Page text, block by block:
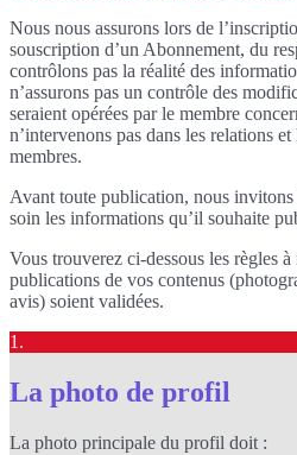
Nous nous assurons lors de
souscription d’un Abonnement, du
contrôlons pas la réalité des
n’assurons pas un contrôle des
seraient opérées par le membre
n’intervenons pas dans les relations et
membres.
Avant toute publication, nous
soin les informations qu’il souhaite
Vous trouverez ci-dessous les règles
publications de vos contenus
avis) soient validées.
1.
La photo de profil
La photo principale du profil doit :